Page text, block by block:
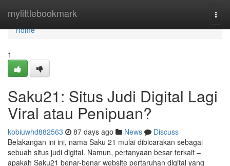
mylittlebookmark
Home
Home
1
Saku21: Situs Judi Digital Lagi
Viral atau Penipuan?
kobiuwhd882563 87 days ago News
Discuss
Belakangan ini ini, nama Saku 21 mulai dibicarakan sebagai
sebuah situs judi digital. Namun, pertanyaan besar terkait –
apakah Saku21 benar-benar website pertaruhan digital yang